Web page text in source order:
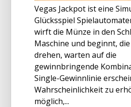
Vegas Jackpot ist eine
Glücksspiel
wirft die Münze in den
Maschine und beginnt,
drehen, warten auf die
gewinnbringende
Single-Gewinnlinie
Wahrscheinlichkeit zu
möglich,...